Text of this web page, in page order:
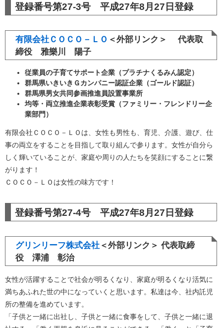
登録番号第27-3号 平成27年8月27日登録
有限会社ＣＯＣＯ－ＬＯ ＜外部リンク＞
代表取
締役 雅樂川 陽子
従業員の子育てサポート企業（プラチナくるみん認定）
群馬県いきいきＧカンパニー認証企業（ゴールド認証）
群馬県男女共同参画推進員設置事業所
均等・両立推進企業表彰受賞（ファミリー・フレンドリー企
業部門）
有限会社ＣＯＣＯ－ＬＯは、女性も男性も、育児、介護、遊び、仕
事の両立をすることを目指して取り組んで参ります。女性が自分ら
しく輝いていることが、家庭や周りの人たちを笑顔にすることに繋
がります！
ＣＯＣＯ－ＬＯは女性の味方です！
登録番号第27-4号 平成27年8月27日登録
グリンリーフ株式会社 ＜外部リンク＞ 代表取締
役 澤浦 彰治
女性が活躍することで社会が明るくなり、家庭が明るくなり活気に
満ちあふれた世の中になっていくと思います。私達は今、社内託児
所の整備を進めています。
「子供と一緒に出社し、子供と一緒に食事をして、子供と一緒に退